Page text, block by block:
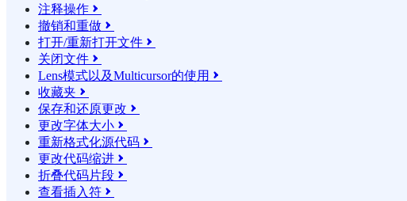
注释操作 
撤销和重做 
打开/重新打开文件 
关闭文件 
Lens模式以及Multicursor的使用 
收藏夹 
保存和还原更改 
更改字体大小 
重新格式化源代码 
更改代码缩进 
折叠代码片段 
查看插入符 